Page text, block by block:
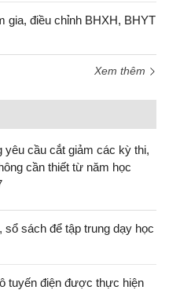
gia, điều chỉnh BHXH, BHYT
Xem thêm
yêu cầu cắt giảm các kỳ thi,
cần thiết từ năm học
sách để tập trung dạy học
tuyến điện được thực hiện